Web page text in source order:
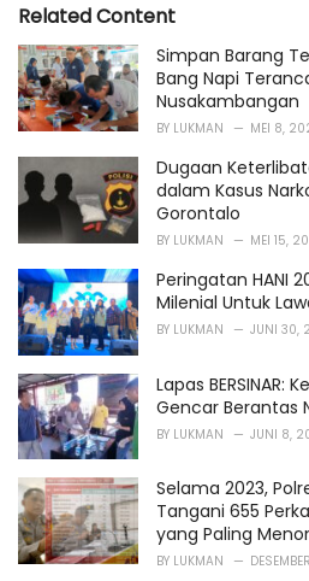
r
i
e
s
:
:Related Content
Simpan Barang
Bang Napi
Nusakambangan
BY LUKMAN MEI 8,
Dugaan
dalam Kasus
Gorontalo
BY LUKMAN MEI 15,
Peringatan HANI
Milenial Untuk
BY LUKMAN JUNI 30,
Lapas
Gencar Berantas
BY LUKMAN JUNI 8,
Selama 2023,
Tangani 655
yang Paling
BY LUKMAN